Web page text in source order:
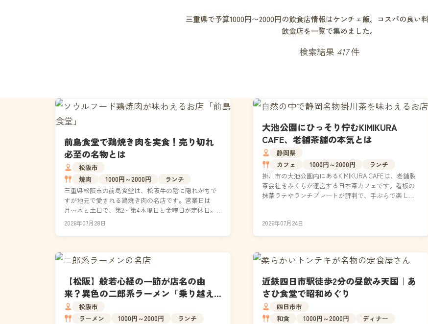
三重県で予算1000円〜2000円の飲食店情報はケンチェ飯。コスパの良い
飲食店を一覧で集めました。
検索結果 417件
前島食堂で鶏焼き肉を実食！売り切れ
必至の名物とは
松阪市
焼肉
1000円～2000円
ランチ
三重県松阪市の前島食堂は、松阪牛の陰に隠れがちで
すが地元で愛される鶏焼き肉の名店です。営業日は
月〜木と土日で、第2・第4木曜日と金曜日が定休日。
名物の若どり・親どり・きも・せせりは各580円均一
2026年07月28日
大池公園にひっそり佇むKIMIKURA
CAFE、老舗茶舗の本気とは
静岡県
カフェ
1000円～2000円
ランチ
掛川市の大池公園内にあるKIMIKURA CAFEは、老舗製
茶会社きみくらが運営する日本茶カフェです。看板の
抹茶ラテやランチプレートが評判で、手ぶらで楽しめ
2026年07月24日
【松阪】般若心経の一節が店名の由
来？異色の二郎系ラーメン「乗り越え
られぬ山はない」を徹底取材
松阪市
ラーメン
1000円～2000円
ランチ
近鉄四日市駅徒歩2分の昼飲み天国｜あ
さひ食堂で昭和めぐり
四日市市
和食
1000円～2000円
ディナー